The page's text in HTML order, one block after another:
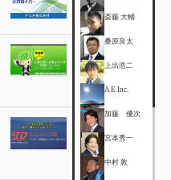
斎藤 大輔
桑原良太
上出浩二
A E Inc.
加藤 優次
宮本秀一
中村 敦